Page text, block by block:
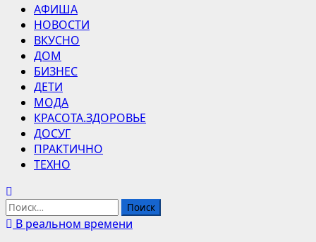
Основное
меню
АФИША
НОВОСТИ
ВКУСНО
ДОМ
БИЗНЕС
ДЕТИ
МОДА
КРАСОТА.ЗДОРОВЬЕ
ДОСУГ
ПРАКТИЧНО
ТЕХНО
Найти:
В реальном времени